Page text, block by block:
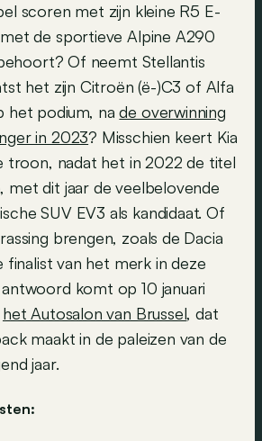
scoren met zijn kleine R5 E-
de sportieve Alpine A290
Of neemt Stellantis
het zijn Citroën (ë-)C3 of Alfa
het podium, nade overwinning
in 2023? Misschien keert Kia
troon, nadat het in 2022 de titel
met dit jaar de veelbelovende
SUV EV3 als kandidaat. Of
brengen, zoals de Dacia
finalist van het merk in deze
komt op 10 januari
het Autosalon van Brussel, dat
maakt in de paleizen van de
jaar.